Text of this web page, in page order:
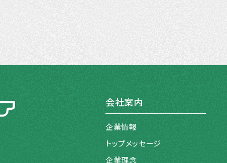
会社案内
企業情報
トップメッセージ
企業理念